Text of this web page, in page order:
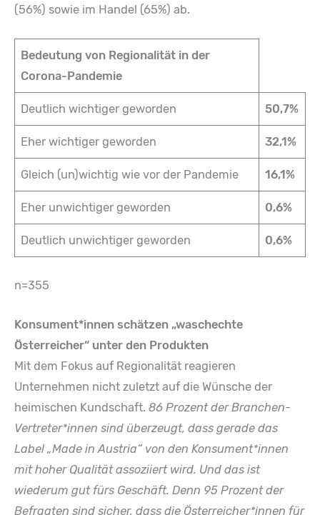
(56%) sowie im Handel (65%) ab.
Bedeutung von Regionalität in der
Corona-Pandemie
Deutlich wichtiger geworden 50,7%
Eher wichtiger geworden 32,1%
Gleich (un)wichtig wie vor der Pandemie 16,1%
Eher unwichtiger geworden 0,6%
Deutlich unwichtiger geworden 0,6%
n=355
Konsument*innen schätzen „waschechte
Österreicher“ unter den Produkten
Mit dem Fokus auf Regionalität reagieren
Unternehmen nicht zuletzt auf die Wünsche der
heimischen Kundschaft. 86 Prozent der Branchen-
Vertreter*innen sind überzeugt, dass gerade das
Label „Made in Austria“ von den Konsument*innen
mit hoher Qualität assoziiert wird. Und das ist
wiederum gut fürs Geschäft. Denn 95 Prozent der
Befragten sind sicher, dass die Österreicher*innen für